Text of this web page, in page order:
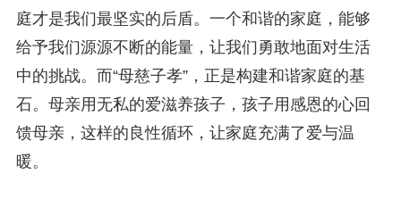
庭才是我们最坚实的后盾。一个和谐的家庭，能够
给予我们源源不断的能量，让我们勇敢地面对生活
中的挑战。而“母慈子孝”，正是构建和谐家庭的基
石。母亲用无私的爱滋养孩子，孩子用感恩的心回
馈母亲，这样的良性循环，让家庭充满了爱与温
暖。